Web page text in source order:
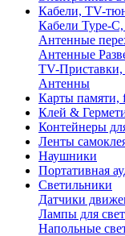
Кабели, TV-
Кабели Type-
Антенные
Антенные
TV-
Антенны
Карты памяти,
Клей &
Контейнеры
Ленты
Наушники
Портативная
Светильники
Датчики
Лампы для
Напольные